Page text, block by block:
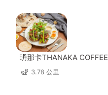
玬那卡THANAKA COFFEE
3.78 公里